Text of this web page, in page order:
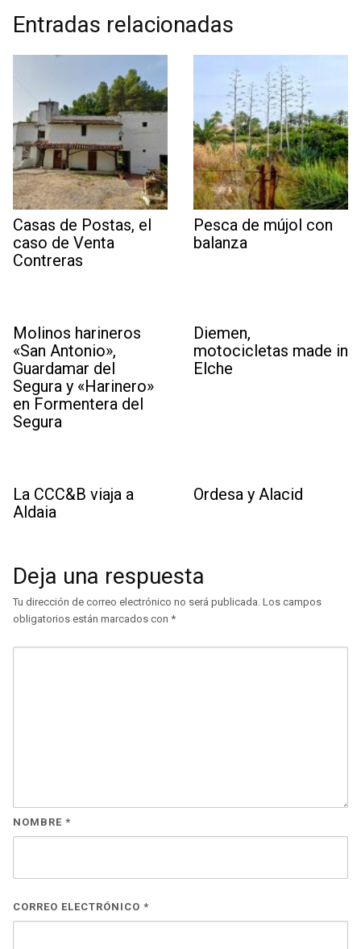
Entradas relacionadas
Casas de Postas, el
caso de Venta
Contreras
Pesca de mújol con
balanza
Molinos harineros
«San Antonio»,
Guardamar del
Segura y «Harinero»
en Formentera del
Segura
Diemen,
motocicletas made in
Elche
La CCC&B viaja a
Aldaia
Ordesa y Alacid
Deja una respuesta
Tu dirección de correo electrónico no será publicada. Los campos
obligatorios están marcados con *
NOMBRE *
CORREO ELECTRÓNICO *